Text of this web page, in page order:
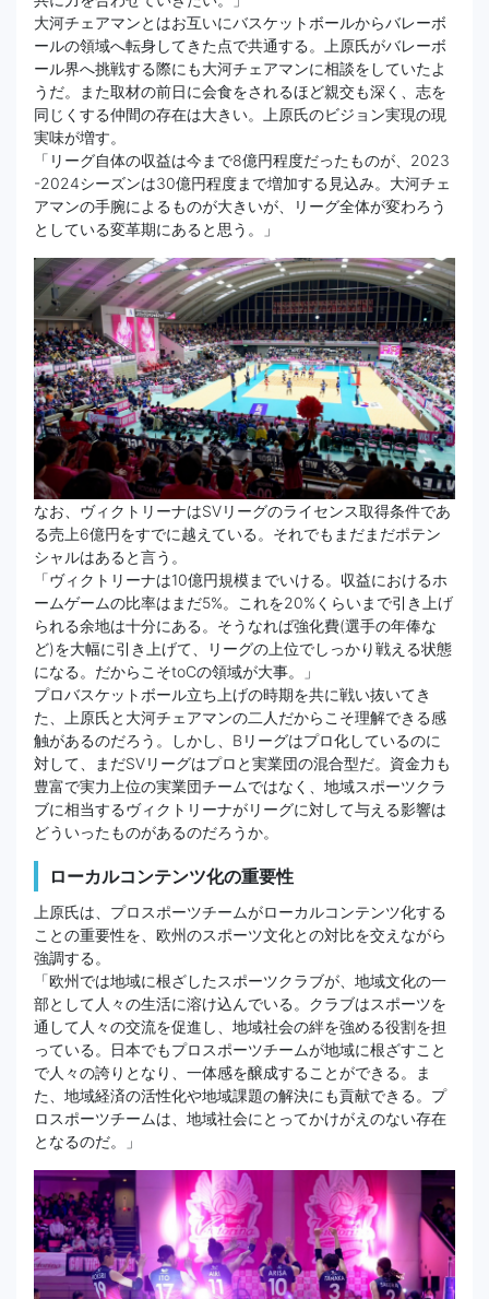
大河チェアマンとはお互いにバスケットボールからバレーボ
ールの領域へ転身してきた点で共通する。上原氏がバレーボ
ール界へ挑戦する際にも大河チェアマンに相談をしていたよ
うだ。また取材の前日に会食をされるほど親交も深く、志を
同じくする仲間の存在は大きい。上原氏のビジョン実現の現
実味が増す。
「リーグ自体の収益は今まで8億円程度だったものが、2023
-2024シーズンは30億円程度まで増加する見込み。大河チェ
アマンの手腕によるものが大きいが、リーグ全体が変わろう
としている変革期にあると思う。」
なお、ヴィクトリーナはSVリーグのライセンス取得条件であ
る売上6億円をすでに越えている。それでもまだまだポテン
シャルはあると言う。
「ヴィクトリーナは10億円規模までいける。収益におけるホ
ームゲームの比率はまだ5%。これを20%くらいまで引き上げ
られる余地は十分にある。そうなれば強化費(選手の年俸な
ど)を大幅に引き上げて、リーグの上位でしっかり戦える状態
になる。だからこそtoCの領域が大事。」
プロバスケットボール立ち上げの時期を共に戦い抜いてき
た、上原氏と大河チェアマンの二人だからこそ理解できる感
触があるのだろう。しかし、Bリーグはプロ化しているのに
対して、まだSVリーグはプロと実業団の混合型だ。資金力も
豊富で実力上位の実業団チームではなく、地域スポーツクラ
ブに相当するヴィクトリーナがリーグに対して与える影響は
どういったものがあるのだろうか。
ローカルコンテンツ化の重要性
上原氏は、プロスポーツチームがローカルコンテンツ化する
ことの重要性を、欧州のスポーツ文化との対比を交えながら
強調する。
「欧州では地域に根ざしたスポーツクラブが、地域文化の一
部として人々の生活に溶け込んでいる。クラブはスポーツを
通して人々の交流を促進し、地域社会の絆を強める役割を担
っている。日本でもプロスポーツチームが地域に根ざすこと
で人々の誇りとなり、一体感を醸成することができる。ま
た、地域経済の活性化や地域課題の解決にも貢献できる。プ
ロスポーツチームは、地域社会にとってかけがえのない存在
となるのだ。」